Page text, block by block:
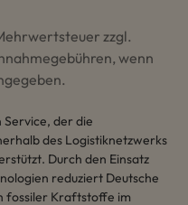
zzgl.
wenn
Service, der die
des Logistiknetzwerks
Durch den Einsatz
reduziert Deutsche
fossiler Kraftstoffe im